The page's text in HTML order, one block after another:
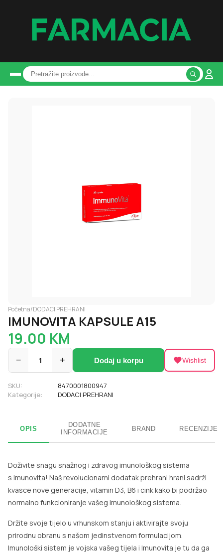
Početna/DODACI PREHRANI
IMUNOVITA KAPSULE A15
19.00 KM
− 1 + Dodaj u korpu Wishlist
SKU:
8470001800947
Kategorije:
DODACI PREHRANI
OPIS
DODATNE
INFORMACIJE
BRAND RECENZIJE
Doživite snagu snažnog i zdravog imunološkog sistema
s Imunovita! Naš revolucionarni dodatak prehrani hrani sadrži
kvasce nove generacije, vitamin D3, B6 i cink kako bi podržao
normalno funkcioniranje vašeg imunološkog sistema.
Držite svoje tijelo u vrhunskom stanju i aktivirajte svoju
prirodnu obranu s našom jedinstvenom formulacijom.
Imunološki sistem je vojska vašeg tijela i Imunovita je tu da ga